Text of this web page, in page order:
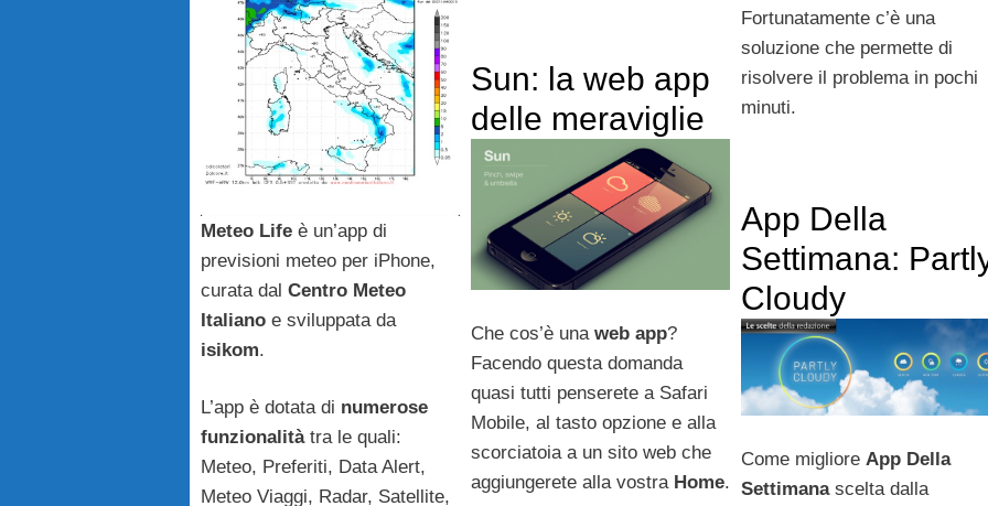
Fortunatamente c’è una
soluzione che permette di
risolvere il problema in pochi
minuti.
Meteo Life è un’app di
previsioni meteo per iPhone,
curata dal Centro Meteo
Italiano e sviluppata da
isikom.
L’app è dotata di numerose
funzionalitàtra le quali:
Meteo, Preferiti, Data Alert,
Meteo Viaggi, Radar, Satellite,
Sun: la web app
delle meraviglie
Che cos’è una web app?
Facendo questa domanda
quasi tutti penserete a Safari
Mobile, al tasto opzione e alla
scorciatoia a un sito web che
aggiungerete alla vostra Home.
App Della
Settimana:
Cloudy
Come migliore App Della
Settimanascelta dalla